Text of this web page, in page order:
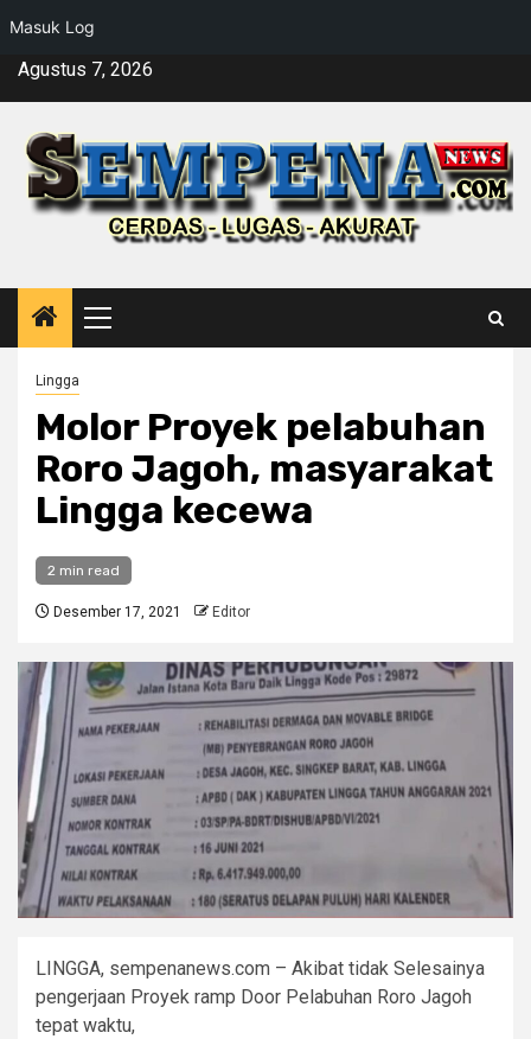
Masuk Log
SkipAgustus 7, 2026
Primary
Menu
Lingga
Molor Proyek pelabuhan
Roro Jagoh, masyarakat
Lingga kecewa
2 min read
Desember 17, 2021 Editor
LINGGA, sempenanews.com – Akibat tidak Selesainya
pengerjaan Proyek ramp Door Pelabuhan Roro Jagoh
tepat waktu,